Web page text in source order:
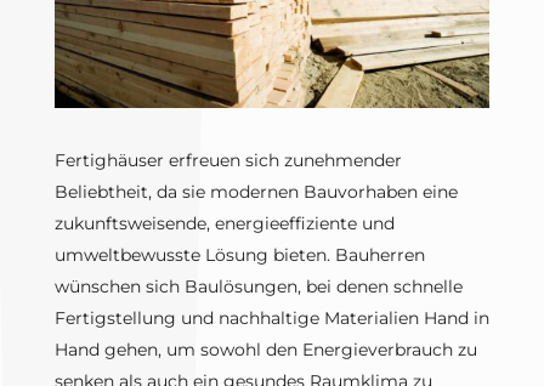
Fertighäuser erfreuen sich zunehmender
Beliebtheit, da sie modernen Bauvorhaben eine
zukunftsweisende, energieeffiziente und
umweltbewusste Lösung bieten. Bauherren
wünschen sich Baulösungen, bei denen schnelle
Fertigstellung und nachhaltige Materialien Hand in
Hand gehen, um sowohl den Energieverbrauch zu
senken als auch ein gesundes Raumklima zu